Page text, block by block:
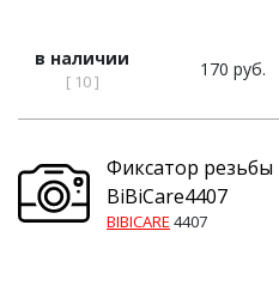
в наличии
[ 10 ]
170 руб.
Фиксатор
BiBiCare4407
BIBICARE 4407